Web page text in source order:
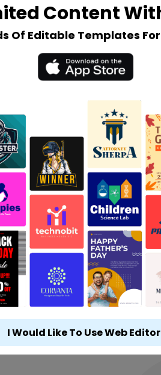
Content
Of Editable Templates
I Would Like To Use Web